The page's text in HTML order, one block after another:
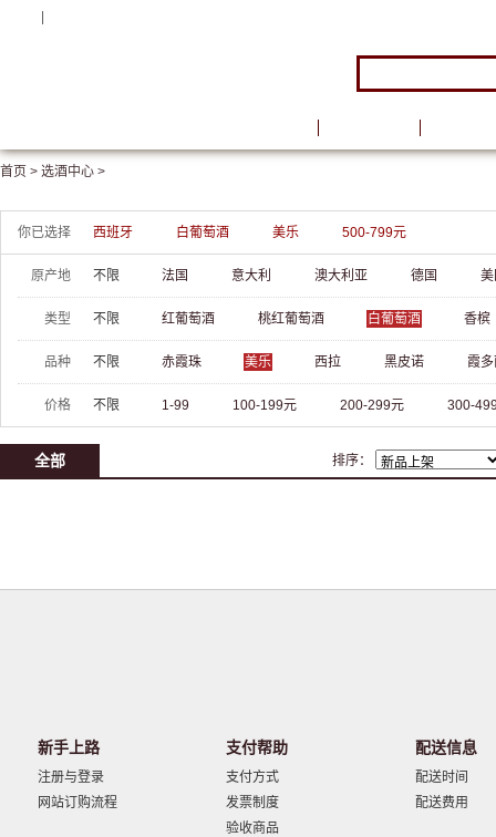
首页 > 选酒中心 >
你已选择 西班牙 白葡萄酒 美乐 500-799元
原产地 不限 法国 意大利 澳大利亚 德国
类型 不限 红葡萄酒 桃红葡萄酒 白葡萄酒 香槟
品种 不限 赤霞珠 美乐 西拉 黑皮诺 霞
价格 不限 1-99 100-199元 200-299元 300-
全部 排序：
新手上路
注册与登录
网站订购流程
支付帮助
支付方式
发票制度
验收商品
配送信息
配送时间
配送费用